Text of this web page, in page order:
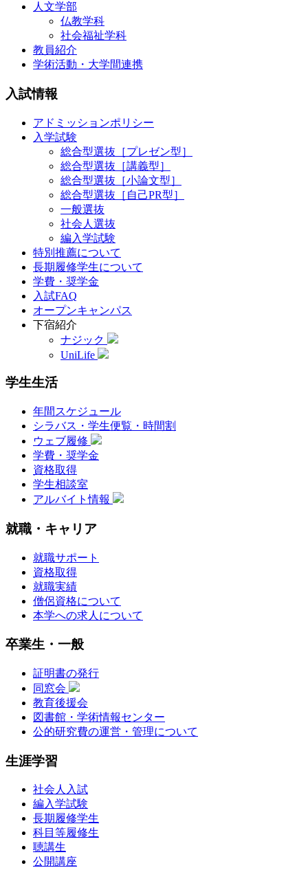
人文学部
仏教学科
社会福祉学科
教員紹介
学術活動・大学間連携
入試情報
アドミッションポリシー
入学試験
総合型選抜［プレゼン型］
総合型選抜［講義型］
総合型選抜［小論文型］
総合型選抜［自己PR型］
一般選抜
社会人選抜
編入学試験
特別推薦について
長期履修学生について
学費・奨学金
入試FAQ
オープンキャンパス
下宿紹介
ナジック
UniLife
学生生活
年間スケジュール
シラバス・学生便覧・時間割
ウェブ履修
学費・奨学金
資格取得
学生相談室
アルバイト情報
就職・キャリア
就職サポート
資格取得
就職実績
僧侶資格について
本学への求人について
卒業生・一般
証明書の発行
同窓会
教育後援会
図書館・学術情報センター
公的研究費の運営・管理について
生涯学習
社会人入試
編入学試験
長期履修学生
科目等履修生
聴講生
公開講座